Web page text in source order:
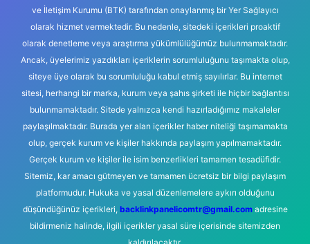
ve İletişim Kurumu (BTK) tarafından onaylanmış bir Yer Sağlayıcı
olarak hizmet vermektedir. Bu nedenle, sitedeki içerikleri proaktif
olarak denetleme veya araştırma yükümlülüğümüz bulunmamaktadır.
Ancak, üyelerimiz yazdıkları içeriklerin sorumluluğunu taşımakta olup,
siteye üye olarak bu sorumluluğu kabul etmiş sayılırlar. Bu internet
sitesi, herhangi bir marka, kurum veya şahıs şirketi ile hiçbir bağlantısı
bulunmamaktadır. Sitede yalnızca kendi hazırladığımız makaleler
paylaşılmaktadır. Burada yer alan içerikler haber niteliği taşımamakta
olup, gerçek kurum ve kişiler hakkında paylaşım yapılmamaktadır.
Gerçek kurum ve kişiler ile isim benzerlikleri tamamen tesadüfidir.
Sitemiz, kar amacı gütmeyen ve tamamen ücretsiz bir bilgi paylaşım
platformudur. Hukuka ve yasal düzenlemelere aykırı olduğunu
düşündüğünüz içerikleri, backlinkpanelicomtr@gmail.comadresine
bildirmeniz halinde, ilgili içerikler yasal süre içerisinde sitemizden